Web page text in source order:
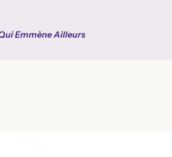
Emmène Ailleurs